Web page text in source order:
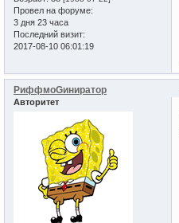
Провел на форуме:
3 дня 23 часа
Последний визит:
2017-08-10 06:01:19
РиффмоGиниратор
Авторитет